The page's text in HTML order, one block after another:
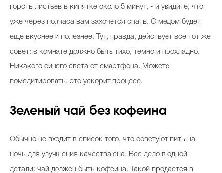
горсть листьев в кипятке около 5 минут, - и увидите, что
уже через полчаса вам захочется спать. С медом будет
еще вкуснее и полезнее. Тут, правда, действует все тот же
совет: в комнате должно быть тихо, темно и прохладно.
Никакого синего света от смартфона. Можете
помедитировать, это ускорит процесс.
Зеленый чай без кофеина
Обычно не входит в список того, что советуют пить на
ночь для улучшения качества сна. Все дело в одной
детали: чай должен быть кофеина. Такой продается в